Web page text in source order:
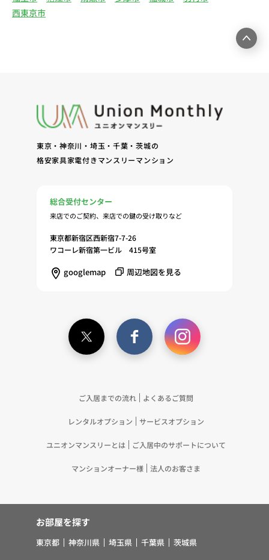
電子メールまたは訪問等による営業活動（4）不動
産物件の紹介・賃貸借契約・サブリース契約等の締
客様およびオーナー様の管理（8）サービスの保
守、管理（9）サービスの改善のためおよびサービ
への同意に基づき、当ウェブサイトの利用履歴に関
する情報等の個人情報について、調査・分析会社、
事業者（以下「提携事業者等」といいます。）が既
に保有する個人情報と当社から取得する個人情報を
突合して、お客様の当ウェブサイトの利用履歴等の
調査・分析、広告の効果測定およびその結果を利用
を配信する等のマーケティング活動を行うため
ている個人情報を突合して「4.利用目的について」
記載の目的で利用するため（12）本ポリシーへの同
意に基づき、提携事業者等が取得した個人関連情報
るため（13）上記(1)～(12)に付随するアフターサ
よびご連絡等の実施
5.お客様・オーナー様の個人情報の第三者への提
供 （1）弊社は、次に掲げる場合を除き、弊社が
取り扱う個人情報を、あらかじめお客様およびオー
客様の同意を得ることが困難であるとき ③公衆衛
生の向上または児童の健全な育成の推進のために特
西東京市
東京・神奈川・埼玉・千葉・茨城の
格安家具家電付きマンスリーマンション
総合受付センター
来店でのご契約、来店での鍵の受け取りなど
東京都新宿区西新宿7-7-26
ワコーレ新宿第一ビル 415号室
googlemap 周辺地図を見る
ご入居までの流れ よくあるご質問
レンタルオプション サービスオプション
ユニオンマンスリーとは ご入居中のサポートについて
マンションオーナー様 法人のお客さま
お部屋を探す
東京都 神奈川県 埼玉県 千葉県 茨城県